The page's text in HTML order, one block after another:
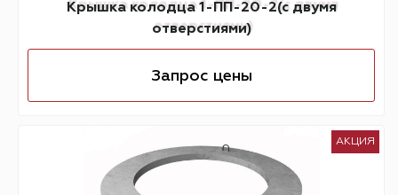
Крышка колодца 1-ПП-20-2(с двумя
отверстиями)
Запрос цены
АКЦИЯ